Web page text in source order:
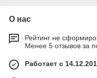
О нас
Рейтинг не
Менее 5 отзывов за
Работает с